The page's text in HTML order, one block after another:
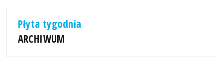
Płyta tygodnia
ARCHIWUM